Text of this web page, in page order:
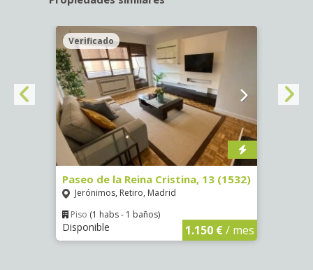
Verificado
Paseo de la Reina Cristina, 13 (1532)
Jerónimos, Retiro, Madrid
Piso (1 habs - 1 baños)
Disponible 1.150 €/ mes